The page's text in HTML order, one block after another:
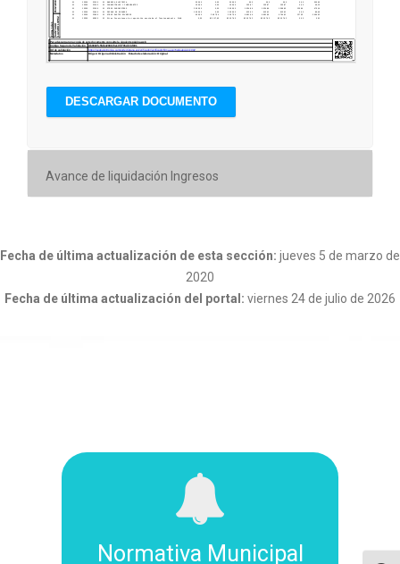
DESCARGAR DOCUMENTO
Avance de liquidación Ingresos
Fecha de última actualización de esta sección: jueves 5 de marzo de
2020
Fecha de última actualización del portal: viernes 24 de julio de 2026
Normativa Municipal